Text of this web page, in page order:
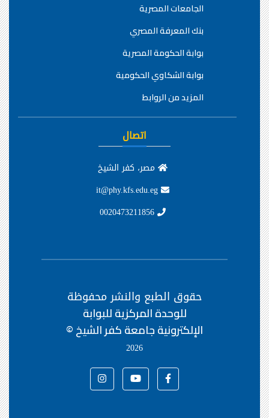
الجامعات المصرية
بنك المعرفة المصري
بوابة الحكومة المصرية
بوابة الشكاوي الحكومية
المزيد من الروابط
اتصال
مصر، كفر الشيخ
حقوق الطبع والنشر محفوظة
للوحدة المركزية للبوابة
الإلكترونية جامعة كفر الشيخ ©
2026